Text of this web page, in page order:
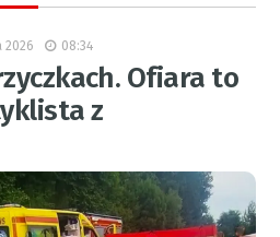
2026 08:34
Ofiara to
z